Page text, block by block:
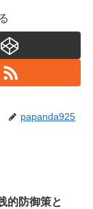
papanda925
的防御策と